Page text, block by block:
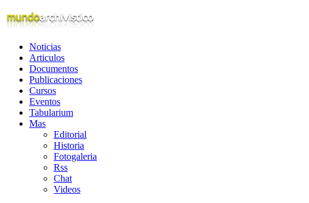
Noticias
Articulos
Documentos
Publicaciones
Cursos
Eventos
Tabularium
Mas
Editorial
Historia
Fotogaleria
Rss
Chat
Videos